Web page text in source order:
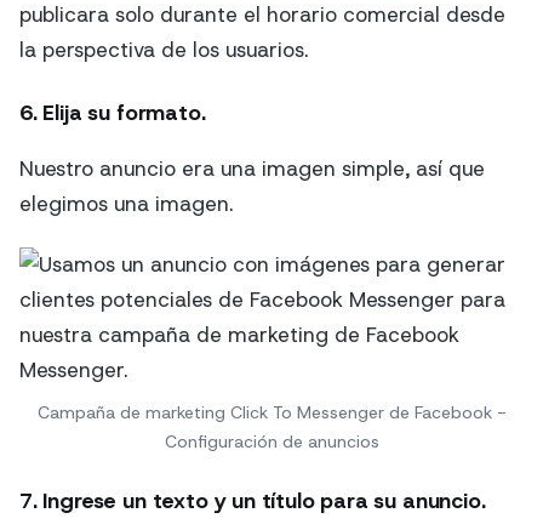
publicara solo durante el horario comercial desde
la perspectiva de los usuarios.
6. Elija su formato.
Nuestro anuncio era una imagen simple, así que
elegimos una imagen.
Campaña de marketing Click To Messenger de Facebook -
Configuración de anuncios
7. Ingrese un texto y un título para su anuncio.